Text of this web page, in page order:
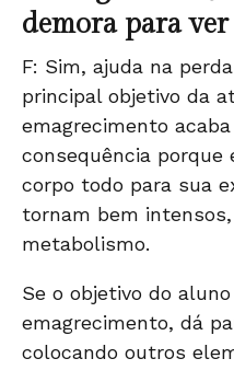
demora para
F: Sim, ajuda na
principal objetivo da
emagrecimento
consequência porque
corpo todo para sua
tornam bem
metabolismo.
Se o objetivo do
emagrecimento, dá
colocando outros